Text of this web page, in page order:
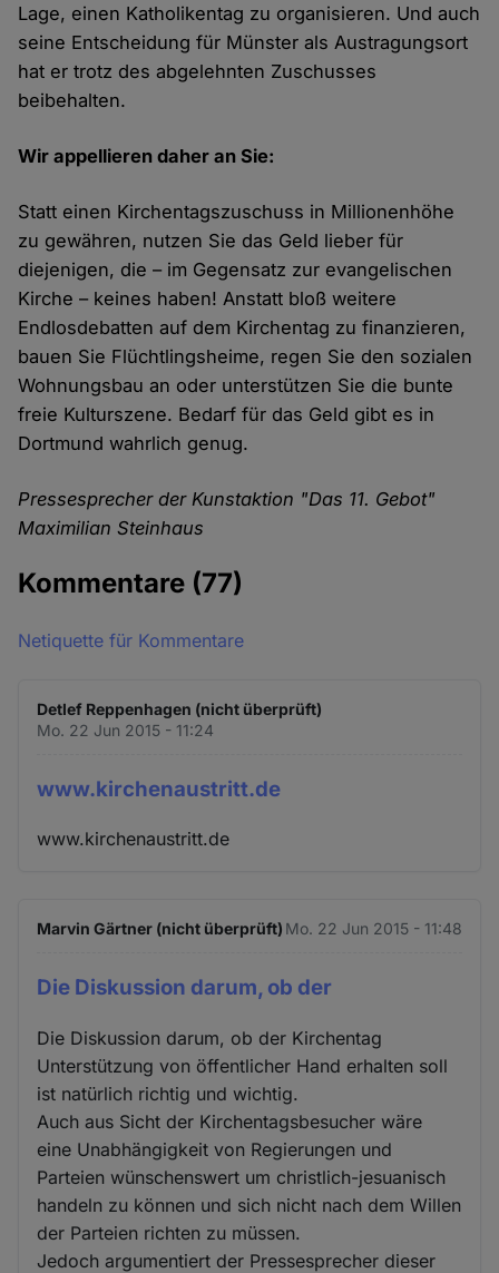
Lage, einen Katholikentag zu organisieren. Und auch
seine Entscheidung für Münster als Austragungsort
hat er trotz des abgelehnten Zuschusses
beibehalten.
Wir appellieren daher an Sie:
Statt einen Kirchentagszuschuss in Millionenhöhe
zu gewähren, nutzen Sie das Geld lieber für
diejenigen, die – im Gegensatz zur evangelischen
Kirche – keines haben! Anstatt bloß weitere
Endlosdebatten auf dem Kirchentag zu finanzieren,
bauen Sie Flüchtlingsheime, regen Sie den sozialen
Wohnungsbau an oder unterstützen Sie die bunte
freie Kulturszene. Bedarf für das Geld gibt es in
Dortmund wahrlich genug.
Pressesprecher der Kunstaktion "Das 11. Gebot"
Maximilian Steinhaus
Kommentare (77)
Netiquette für Kommentare
Detlef Reppenhagen (nicht überprüft)
Mo. 22 Jun 2015 - 11:24
www.kirchenaustritt.de
www.kirchenaustritt.de
Marvin Gärtner (nicht überprüft) Mo. 22 Jun 2015 - 11:48
Die Diskussion darum, ob der
Die Diskussion darum, ob der Kirchentag
Unterstützung von öffentlicher Hand erhalten soll
ist natürlich richtig und wichtig.
Auch aus Sicht der Kirchentagsbesucher wäre
eine Unabhängigkeit von Regierungen und
Parteien wünschenswert um christlich-jesuanisch
handeln zu können und sich nicht nach dem Willen
der Parteien richten zu müssen.
Jedoch argumentiert der Pressesprecher dieser